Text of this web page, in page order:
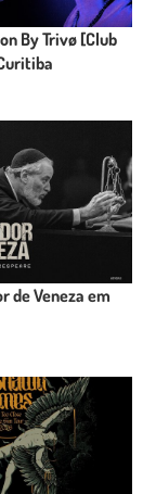
By Trivø [Club
de Veneza em